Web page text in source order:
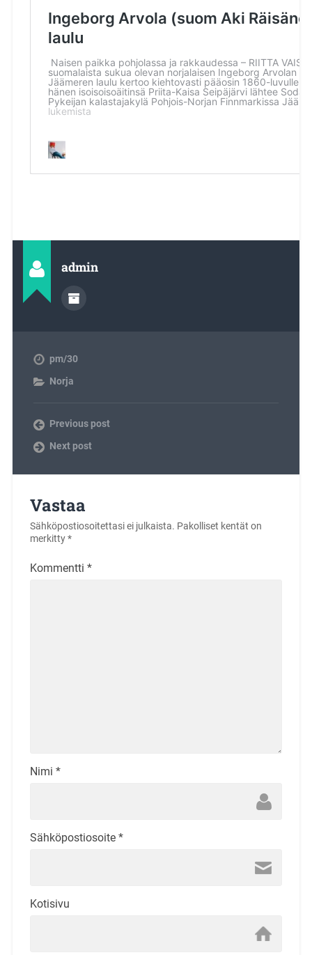
admin
pm/30
Norja
Previous post
Next post
Vastaa
Sähköpostiosoitettasi ei julkaista. Pakolliset kentät on
merkitty*
Kommentti *
Nimi *
Sähköpostiosoite *
Kotisivu